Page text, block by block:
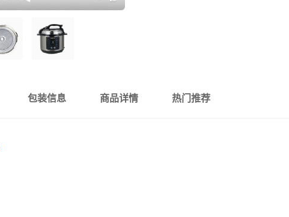
包装信息 商品详情 热门推荐